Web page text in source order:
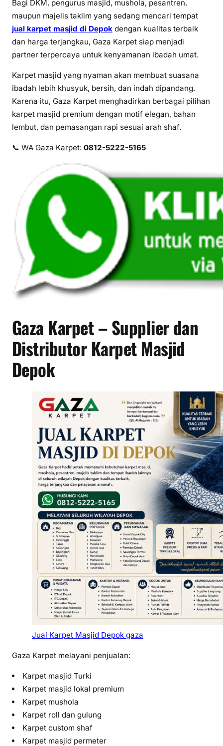
a
s
j
i
i
D
e
p
G
t
Bagi DKM, pengurus masjid, mushola, pesantren,
maupun majelis taklim yang sedang mencari tempat
jual karpet masjid di Depok dengan kualitas terbaik
dan harga terjangkau, Gaza Karpet siap menjadi
partner terpercaya untuk kenyamanan ibadah umat.
Karpet masjid yang nyaman akan membuat suasana
ibadah lebih khusyuk, bersih, dan indah dipandang.
Karena itu, Gaza Karpet menghadirkan berbagai pilihan
karpet masjid premium dengan motif elegan, bahan
lembut, dan pemasangan rapi sesuai arah shaf.
📞 WA Gaza Karpet: 0812-5222-5165
Gaza Karpet – Supplier dan
Distributor Karpet Masjid
Depok
Jual Karpet Masjid Depok gaza
Gaza Karpet melayani penjualan:
Karpet masjid Turki
Karpet masjid lokal premium
Karpet mushola
Karpet roll dan gulung
Karpet custom shaf
Karpet masjid permeter